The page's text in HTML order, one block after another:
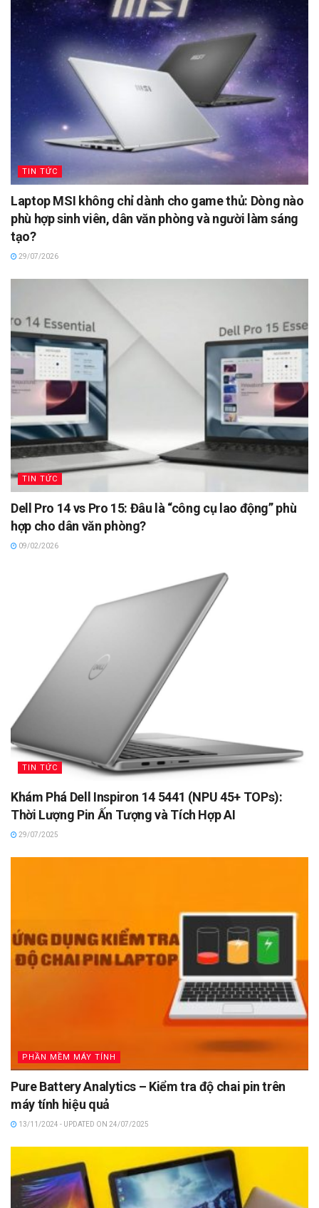
TIN TỨC
Laptop MSI không chỉ dành cho game thủ: Dòng nào
phù hợp sinh viên, dân văn phòng và người làm sáng
tạo?
29/07/2026
TIN TỨC
Dell Pro 14 vs Pro 15: Đâu là “công cụ lao động” phù
hợp cho dân văn phòng?
09/02/2026
TIN TỨC
Khám Phá Dell Inspiron 14 5441 (NPU 45+ TOPs):
Thời Lượng Pin Ấn Tượng và Tích Hợp AI
29/07/2025
PHẦN MỀM MÁY TÍNH
Pure Battery Analytics – Kiểm tra độ chai pin trên
máy tính hiệu quả
13/11/2024 - UPDATED ON 24/07/2025